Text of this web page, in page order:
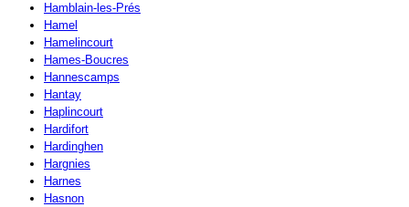
Hamblain-les-Prés
Hamel
Hamelincourt
Hames-Boucres
Hannescamps
Hantay
Haplincourt
Hardifort
Hardinghen
Hargnies
Harnes
Hasnon